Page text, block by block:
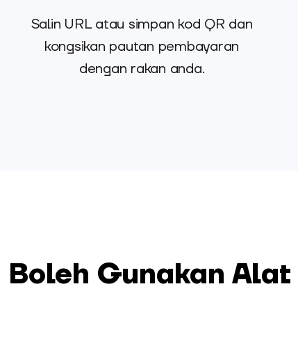
Salin URL atau simpan kod QR dan
kongsikan pautan pembayaran
dengan rakan anda.
Boleh Gunakan